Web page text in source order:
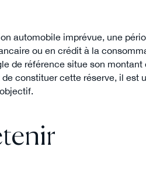
automobile imprévue, une
ou en crédit à la
de référence situe son
constituer cette réserve, il